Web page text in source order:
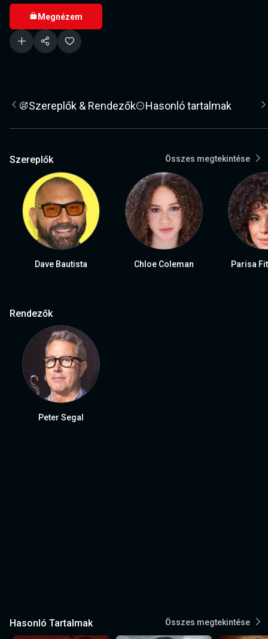
Megnézem
Szereplők & Rendezők Hasonló tartalmak
Szereplők Összes megtekintése
Dave Bautista Chloe Coleman Parisa
Rendezők
Peter Segal
Hasonló Tartalmak Összes megtekintése